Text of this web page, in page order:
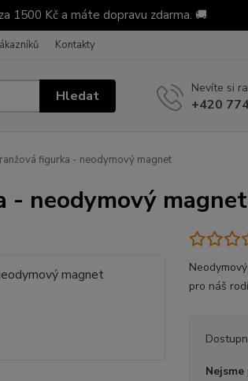
1500 Kč a máte dopravu zdarma. 🚚
Kontakty
Hledat Nevíte si
+420
figurka - neodymový magnet
- neodymový magnet
pro náš